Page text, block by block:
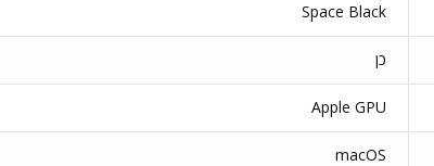
Space Black
כן
Apple GPU
macOS